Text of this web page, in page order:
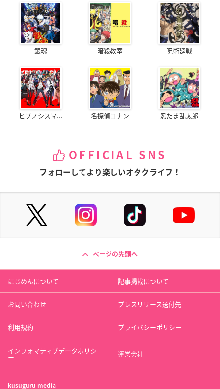
銀魂 暗殺教室 呪術廻戦
ヒプノシスマ... 名探偵コナン 忍たま乱太郎
OFFICIAL SNS
フォローしてより楽しいオタクライフ！
ページの先頭へ
にじめんについて 記事掲載について
お問い合わせ プレスリリース送付先
利用規約 プライバシーポリシー
インフォマティブデータポリシ
ー 運営会社
kusuguru media